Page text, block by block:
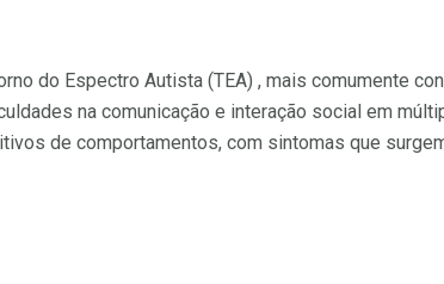
do Espectro Autista (TEA) , mais comumente
na comunicação e interação social em
de comportamentos, com sintomas que